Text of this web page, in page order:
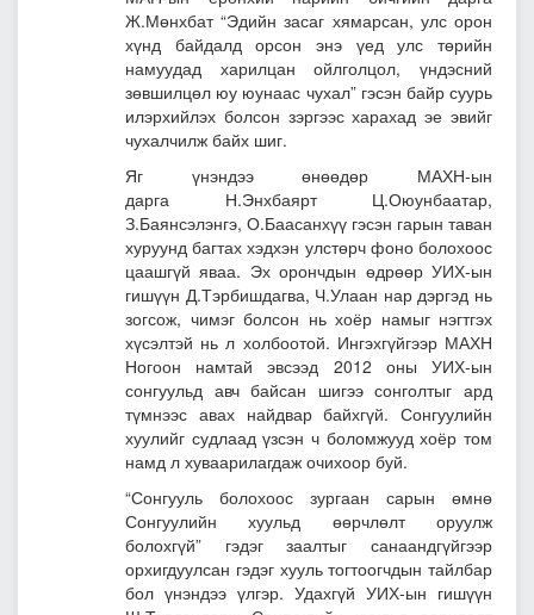
Ж.Мөнхбат “Эдийн засаг хямарсан, улс орон
хүнд байдалд орсон энэ үед улс төрийн
намуудад харилцан ойлголцол, үндэсний
зөвшилцөл юу юунаас чухал” гэсэн байр суурь
илэрхийлэх болсон зэргээс харахад эе эвийг
чухалчилж байх шиг.
Яг үнэндээ өнөөдөр МАХН-ын
дарга Н.Энхбаярт Ц.Оюунбаатар,
З.Баянсэлэнгэ, О.Баасанхүү гэсэн гарын таван
хуруунд багтах хэдхэн улстөрч фоно болохоос
цаашгүй яваа. Эх орончдын өдрөөр УИХ-ын
гишүүн Д.Тэрбишдагва, Ч.Улаан нар дэргэд нь
зогсож, чимэг болсон нь хоёр намыг нэгтгэх
хүсэлтэй нь л холбоотой. Ингэхгүйгээр МАХН
Ногоон намтай эвсээд 2012 оны УИХ-ын
сонгуульд авч байсан шигээ сонголтыг ард
түмнээс авах найдвар байхгүй. Сонгуулийн
хуулийг судлаад үзсэн ч боломжууд хоёр том
намд л хуваарилагдаж очихоор буй.
“Сонгууль болохоос зургаан сарын өмнө
Сонгуулийн хуульд өөрчлөлт оруулж
болохгүй” гэдэг заалтыг санаандгүйгээр
орхигдуулсан гэдэг хууль тогтоогчдын тайлбар
бол үнэндээ үлгэр. Удахгүй УИХ-ын гишүүн